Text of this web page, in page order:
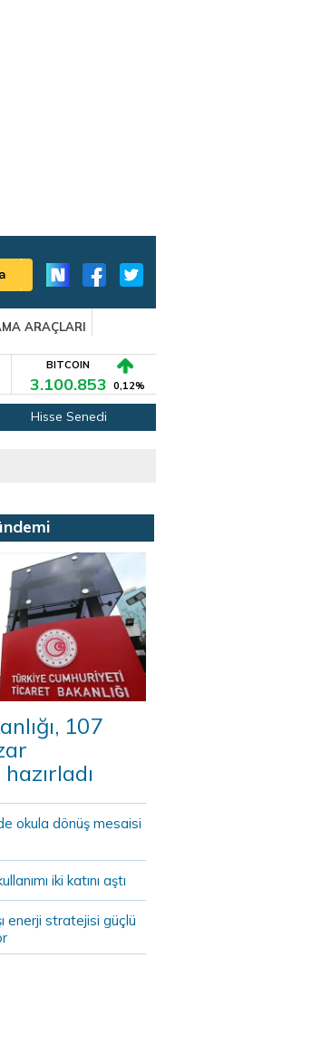
ARAÇLARI
BITCOIN
3.100.853 0,12%
Hisse Senedi
107
okula dönüş mesaisi
iki katını aştı
enerji stratejisi güçlü